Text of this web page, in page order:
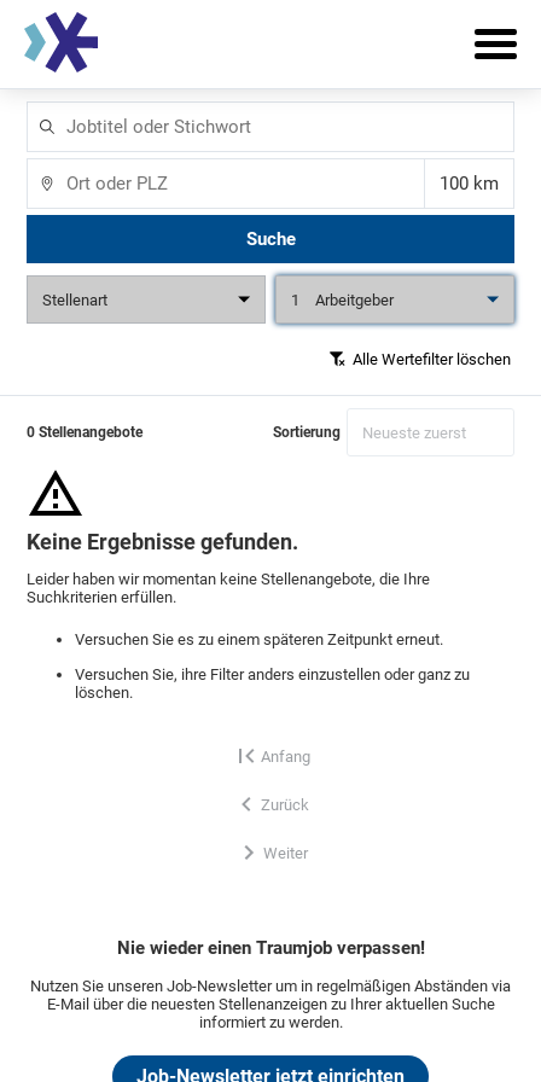
oder
Stichwort
Entfernung
Suche
Stellenart 1 Arbeitgeber
Alle Wertefilter löschen
0 Stellenangebote Sortierung
Keine Ergebnisse gefunden.
Leider haben wir momentan keine Stellenangebote, die Ihre
Suchkriterien erfüllen.
Versuchen Sie es zu einem späteren Zeitpunkt erneut.
Versuchen Sie, ihre Filter anders einzustellen oder ganz zu
löschen.
Anfang
Zurück
Weiter
Nie wieder einen Traumjob verpassen!
Nutzen Sie unseren Job-Newsletter um in regelmäßigen Abständen via
E-Mail über die neuesten Stellenanzeigen zu Ihrer aktuellen Suche
informiert zu werden.
Job-Newsletter jetzt einrichten